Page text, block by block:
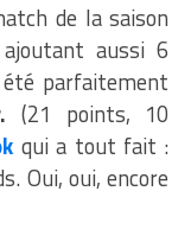
de la saison
aussi 6
parfaitement
(21 points, 10
qui a tout fait :
Oui, oui, encore